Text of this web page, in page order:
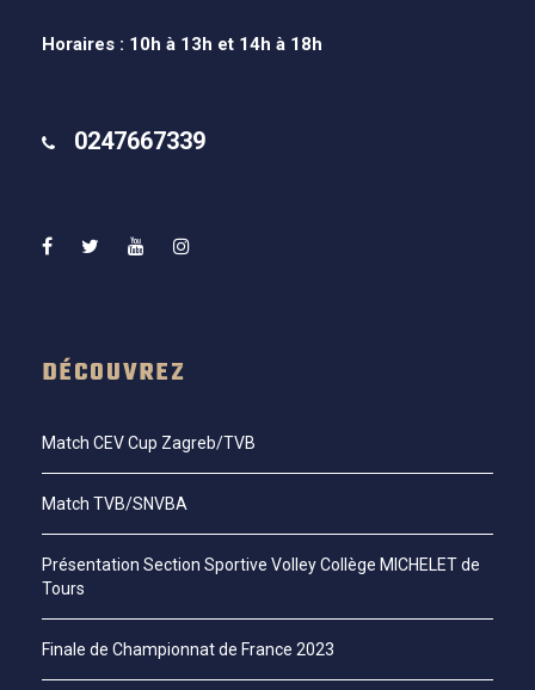
Horaires : 10h à 13h et 14h à 18h
0247667339
DÉCOUVREZ
Match CEV Cup Zagreb/TVB
Match TVB/SNVBA
Présentation Section Sportive Volley Collège MICHELET de
Tours
Finale de Championnat de France 2023